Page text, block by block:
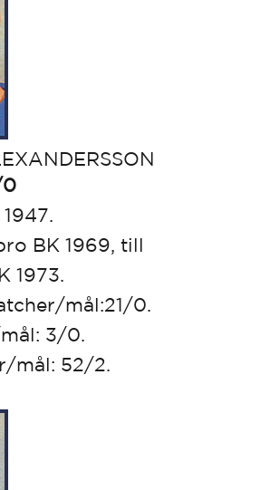
0
BK 1969, till
1973.
mål:21/0.
3/0.
mål: 52/2.